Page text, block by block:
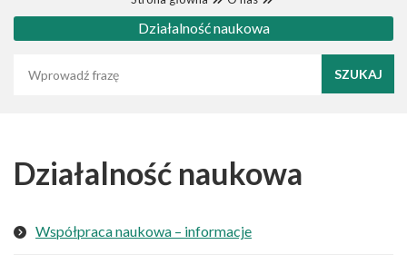
Działalność naukowa
Działalność naukowa
Współpraca naukowa – informacje